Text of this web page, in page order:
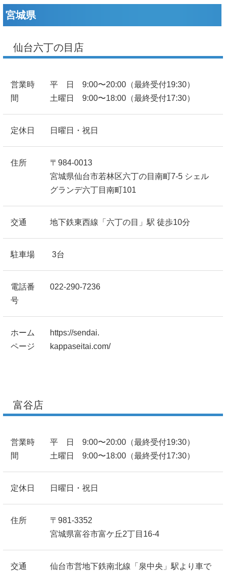
宮城県
仙台六丁の目店
営業時
間
平 日 9:00〜20:00（最終受付19:30）
土曜日 9:00〜18:00（最終受付17:30）
定休日 日曜日・祝日
住所
〒984-0013
宮城県仙台市若林区六丁の目南町7-5 シェル
グランデ六丁目南町101
交通 地下鉄東西線「六丁の目」駅 徒歩10分
駐車場 3台
電話番
号
022-290-7236
ホーム
ページ
https://sendai.
kappaseitai.com/
富谷店
営業時
間
平 日 9:00〜20:00（最終受付19:30）
土曜日 9:00〜18:00（最終受付17:30）
定休日 日曜日・祝日
住所
〒981-3352
宮城県富谷市富ケ丘2丁目16-4
交通
仙台市営地下鉄南北線「泉中央」駅より車で